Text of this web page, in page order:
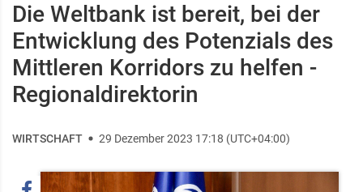
Die Weltbank ist bereit, bei der
Entwicklung des Potenzials des
Mittleren Korridors zu helfen -
Regionaldirektorin
WIRTSCHAFT 29 Dezember 2023 17:18 (UTC+04:00)